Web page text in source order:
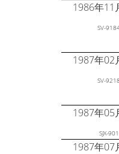
1986年11
SV-
1987年02
SV-9218
1987年05
SJX-901
1987年07